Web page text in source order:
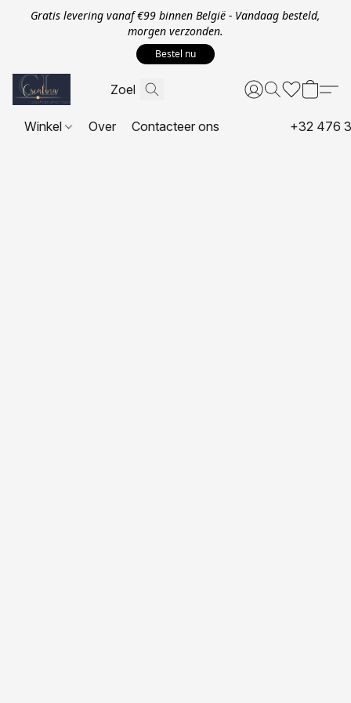
Gratis levering vanaf €99 binnen België - Vandaag besteld,
morgen verzonden.
Bestel nu
Winkel Over Contacteer ons +32 476